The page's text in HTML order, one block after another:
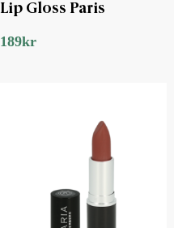
Lip Gloss Paris
189kr